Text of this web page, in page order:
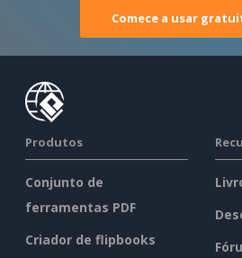
Comece a usar
Produtos
Conjunto de
ferramentas PDF
Criador de flipbooks